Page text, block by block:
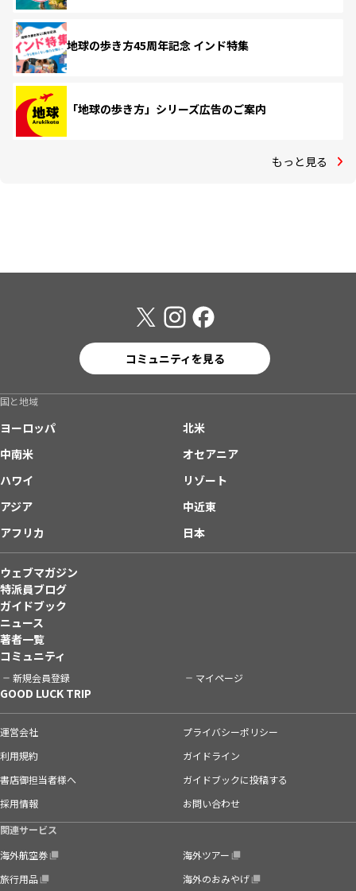
地球の歩き方45周年記念 インド特集
「地球の歩き方」シリーズ広告のご案内
もっと見る
コミュニティを見る
国と地域
ヨーロッパ
北米
中南米
オセアニア
ハワイ
リゾート
アジア
中近東
アフリカ
日本
ウェブマガジン
特派員ブログ
ガイドブック
ニュース
著者一覧
コミュニティ
新規会員登録 マイページ
GOOD LUCK TRIP
運営会社
プライバシーポリシー
利用規約
ガイドライン
書店御担当者様へ
ガイドブックに投稿する
採用情報
お問い合わせ
関連サービス
海外航空券
海外ツアー
旅行用品
海外のおみやげ